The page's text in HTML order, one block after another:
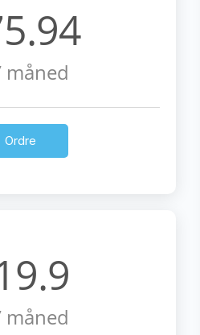
måned
Ordre
måned